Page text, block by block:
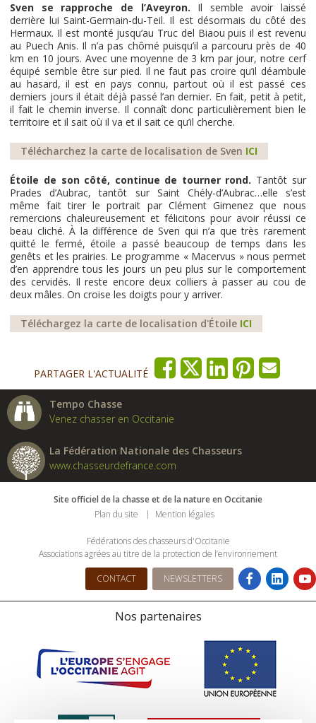
Sven se rapproche de l’Aveyron. Il semble avoir laissé
derrière lui Saint-Germain-du-Teil. Il est désormais du côté des
Hermaux. Il est monté jusqu’au Truc del Biaou puis il est revenu
au Puech Anis. Il n’a pas chômé puisqu’il a parcouru près de 40
km en 10 jours. Avec une moyenne de 3 km par jour, notre cerf
équipé semble être sur pied. Il ne faut pas croire qu’il déambule
au hasard, il est en pays connu, partout où il est passé ces
derniers jours il était déjà passé l’an dernier. En fait, petit à petit,
il fait le chemin inverse. Il connaît donc particulièrement bien le
territoire et il sait où il va et il sait ce qu’il cherche.
Télécharchez la carte de localisation de Sven ICI
Étoile de son côté, continue de tourner rond. Tantôt sur
Prades d’Aubrac, tantôt sur Saint Chély-d’Aubrac…elle s’est
même fait tirer le portrait par Clément Gimenez que nous
remercions chaleureusement et félicitons pour avoir réussi ce
beau cliché. À la différence de Sven qui n’a que très rarement
quitté le fermé, étoile a passé beaucoup de temps dans les
genêts et les prairies. Le programme « Macervus » nous permet
d’en apprendre tous les jours un peu plus sur le comportement
des cervidés. Il reste encore deux colliers à passer au cou de
deux mâles. On croise les doigts pour y arriver.
Téléchargez la carte de localisation d'Étoile ICI
PARTAGER L'ACTUALITÉ
Tempo Chasse
Venez chasser en Occitanie
La Fédération Nationale des Chasseurs
www.chasseurdefrance.com
Site officiel de la chasse et de la nature en Occitanie
Plan du site
Mention légales
Fédérations des chasseurs d'Occitanie
Associations agrées au titre de la protection de l’environnement
CONTACT NEWSLETTERS
Nos partenaires